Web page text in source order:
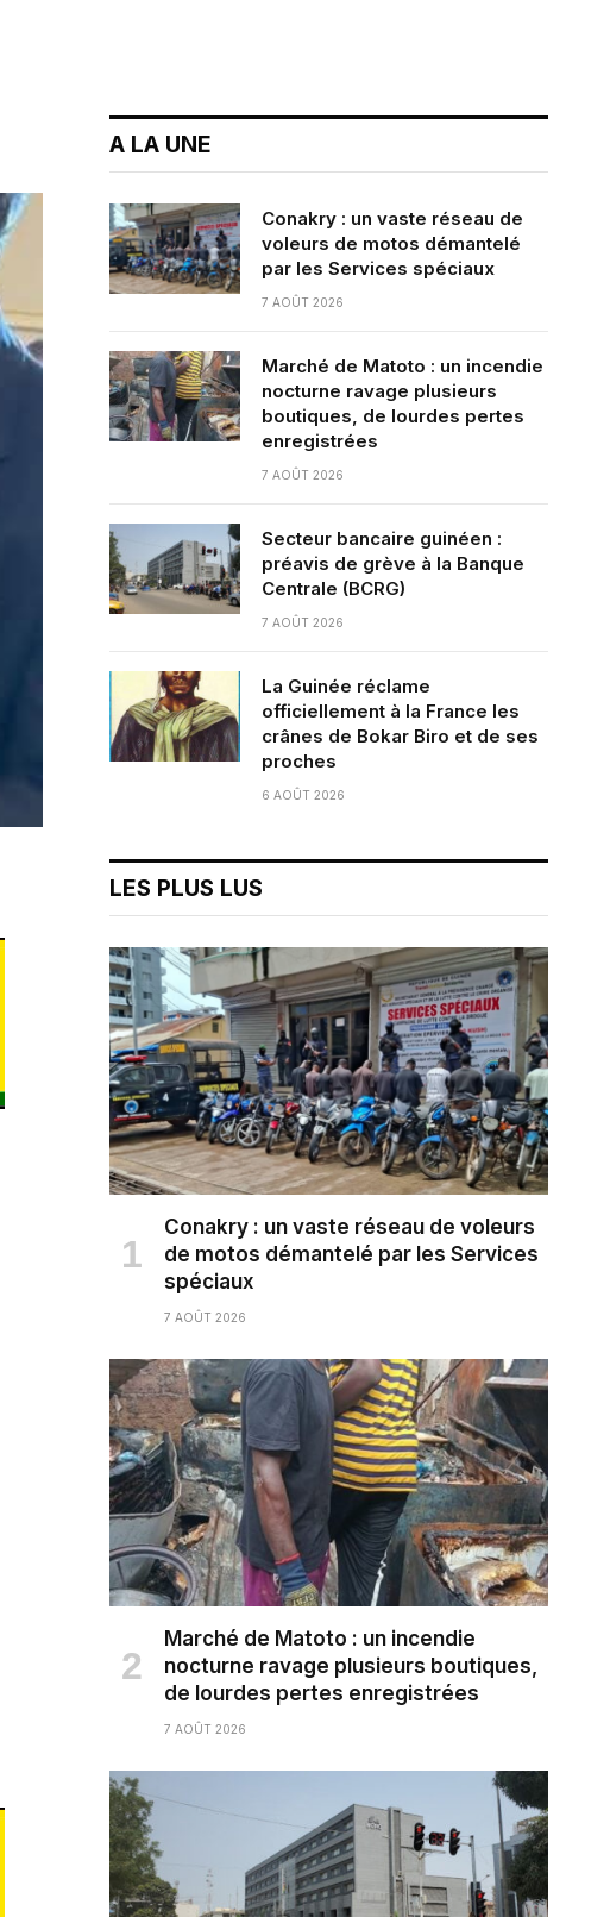
A LA UNE
Conakry : un vaste réseau de
voleurs de motos démantelé
par les Services spéciaux
7 AOÛT 2026
Marché de Matoto : un incendie
nocturne ravage plusieurs
boutiques, de lourdes pertes
enregistrées
7 AOÛT 2026
Secteur bancaire guinéen :
préavis de grève à la Banque
Centrale (BCRG)
7 AOÛT 2026
La Guinée réclame
officiellement à la France les
crânes de Bokar Biro et de ses
proches
6 AOÛT 2026
LES PLUS LUS
Conakry : un vaste réseau de voleurs
de motos démantelé par les Services
spéciaux
7 AOÛT 2026
Marché de Matoto : un incendie
nocturne ravage plusieurs boutiques,
de lourdes pertes enregistrées
7 AOÛT 2026